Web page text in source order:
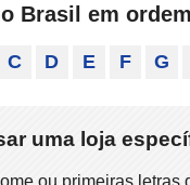
Brasil em
C D E F G
uma loja
ou primeiras